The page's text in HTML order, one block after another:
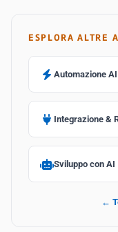
ESPLORA ALTRE
Automazione AI
Integrazione &
Sviluppo con AI
←